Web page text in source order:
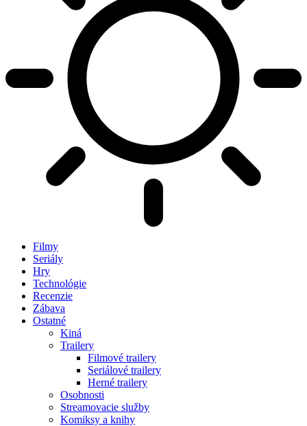
Filmy
Seriály
Hry
Technológie
Recenzie
Zábava
Ostatné
Kiná
Trailery
Filmové trailery
Seriálové trailery
Herné trailery
Osobnosti
Streamovacie služby
Komiksy a knihy